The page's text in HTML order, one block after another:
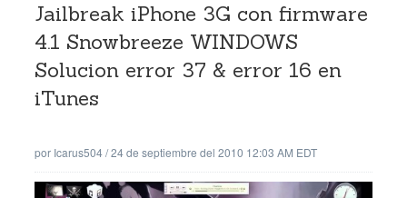
Jailbreak iPhone 3G con firmware
4.1 Snowbreeze WINDOWS
Solucion error 37 & error 16 en
iTunes
por Icarus504/24 de septiembre del 2010 12:03 AM EDT